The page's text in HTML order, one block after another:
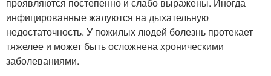
инфицированные жалуются на дыхательную
недостаточность. У пожилых людей болезнь протекает
тяжелее и может быть осложнена хроническими
заболеваниями.